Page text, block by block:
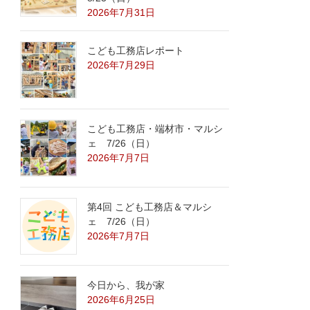
2026年7月31日
こども工務店レポート
2026年7月29日
こども工務店・端材市・マルシ
ェ 7/26（日）
2026年7月7日
第4回 こども工務店＆マルシ
ェ 7/26（日）
2026年7月7日
今日から、我が家
2026年6月25日